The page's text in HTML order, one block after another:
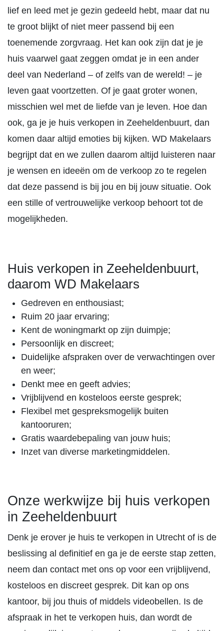
lief en leed met je gezin gedeeld hebt, maar dat nu
te groot blijkt of niet meer passend bij een
toenemende zorgvraag. Het kan ook zijn dat je je
huis vaarwel gaat zeggen omdat je in een ander
deel van Nederland – of zelfs van de wereld! – je
leven gaat voortzetten. Of je gaat groter wonen,
misschien wel met de liefde van je leven. Hoe dan
ook, ga je je huis verkopen in Zeeheldenbuurt, dan
komen daar altijd emoties bij kijken. WD Makelaars
begrijpt dat en we zullen daarom altijd luisteren naar
je wensen en ideeën om de verkoop zo te regelen
dat deze passend is bij jou en bij jouw situatie. Ook
een stille of vertrouwelijke verkoop behoort tot de
mogelijkheden.
Huis verkopen in Zeeheldenbuurt,
daarom WD Makelaars
Gedreven en enthousiast;
Ruim 20 jaar ervaring;
Kent de woningmarkt op zijn duimpje;
Persoonlijk en discreet;
Duidelijke afspraken over de verwachtingen over
en weer;
Denkt mee en geeft advies;
Vrijblijvend en kosteloos eerste gesprek;
Flexibel met gespreksmogelijk buiten
kantooruren;
Gratis waardebepaling van jouw huis;
Inzet van diverse marketingmiddelen.
Onze werkwijze bij huis verkopen
in Zeeheldenbuurt
Denk je erover je huis te verkopen in Utrecht of is de
beslissing al definitief en ga je de eerste stap zetten,
neem dan contact met ons op voor een vrijblijvend,
kosteloos en discreet gesprek. Dit kan op ons
kantoor, bij jou thuis of middels videobellen. Is de
afspraak in het te verkopen huis, dan wordt de